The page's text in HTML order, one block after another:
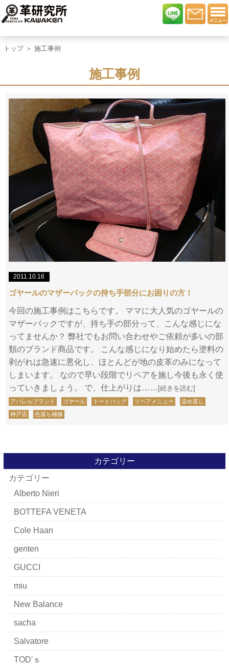
トップ＞ 施工事例
施工事例
2011.10.16
ゴヤールのマザーバックの持ち手部分にお困りの方！
今回の施工事例はこちらです。 ママに大人気のゴヤールの
マザーバックですが、持ち手の部分って、こんな感じにな
ってませんか？ 弊社でもお問い合わせやご依頼が多いの部
類のブランド商品です。 こんな感じになり始めたら塗料の
剥がれは急速に悪化し、ほとんどが地の皮革のみになって
しまいます。 なので早い段階でリペアを施し今後も永く使
っていきましょう。 で、仕上がりは…… [続きを読む]
アパレルブランド ゴヤール トートバッグ リペアメニュー 染め直し
神戸店 色落ち補修
カテゴリー
カテゴリー
Alberto Nieri
BOTTEFA VENETA
Cole Haan
genten
GUCCI
miu
New Balance
sacha
Salvatore
TOD'ｓ